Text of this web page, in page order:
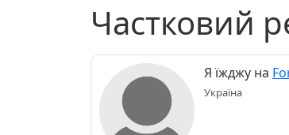
Частковий
Я їжджу на
Україна